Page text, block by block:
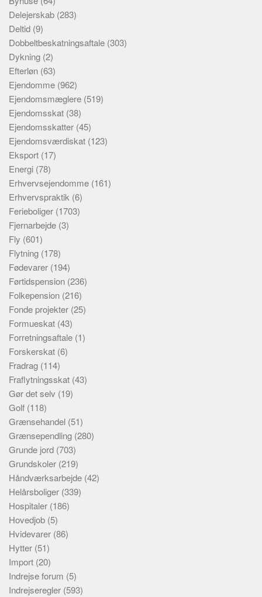
Delejerskab (283)
Deltid (9)
Dobbeltbeskatningsaftale (303)
Dykning (2)
Efterløn (63)
Ejendomme (962)
Ejendomsmæglere (519)
Ejendomsskat (38)
Ejendomsskatter (45)
Ejendomsværdiskat (123)
Eksport (17)
Energi (78)
Erhvervsejendomme (161)
Erhvervspraktik (6)
Ferieboliger (1703)
Fjernarbejde (3)
Fly (601)
Flytning (178)
Fødevarer (194)
Førtidspension (236)
Folkepension (216)
Fonde projekter (25)
Formueskat (43)
Forretningsaftale (1)
Forskerskat (6)
Fradrag (114)
Fraflytningsskat (43)
Gør det selv (19)
Golf (118)
Grænsehandel (51)
Grænsependling (280)
Grunde jord (703)
Grundskoler (219)
Håndværksarbejde (42)
Helårsboliger (339)
Hospitaler (186)
Hovedjob (5)
Hvidevarer (86)
Hytter (51)
Import (20)
Indrejse forum (5)
Indrejseregler (593)